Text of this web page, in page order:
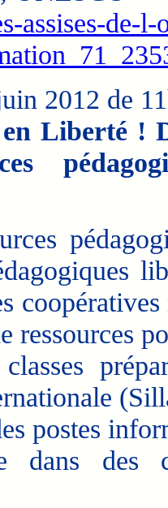
assises-de-l-
2012 de
Liberté !
ressources
postes
dans des